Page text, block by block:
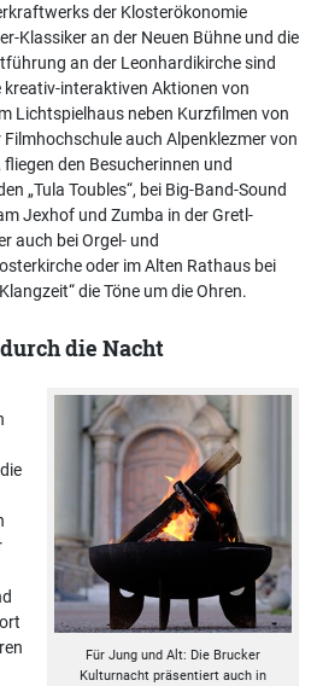
der Klosterökonomie
Klassiker an der Neuen Bühne und die
an der Leonhardikirche sind
kreativ-interaktiven Aktionen von
Lichtspielhaus neben Kurzfilmen von
auch Alpenklezmer von
den Besucherinnen und
„Tula Toubles“, bei Big-Band-Sound
Jexhof und Zumba in der Gretl-
auch bei Orgel- und
oder im Alten Rathaus bei
die Töne um die Ohren.
die Nacht
Für Jung und Alt: Die Brucker
Kulturnacht präsentiert auch in